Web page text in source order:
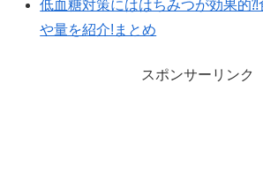
低血糖対策にははちみつが効果的
や量を紹介!まとめ
スポンサーリンク